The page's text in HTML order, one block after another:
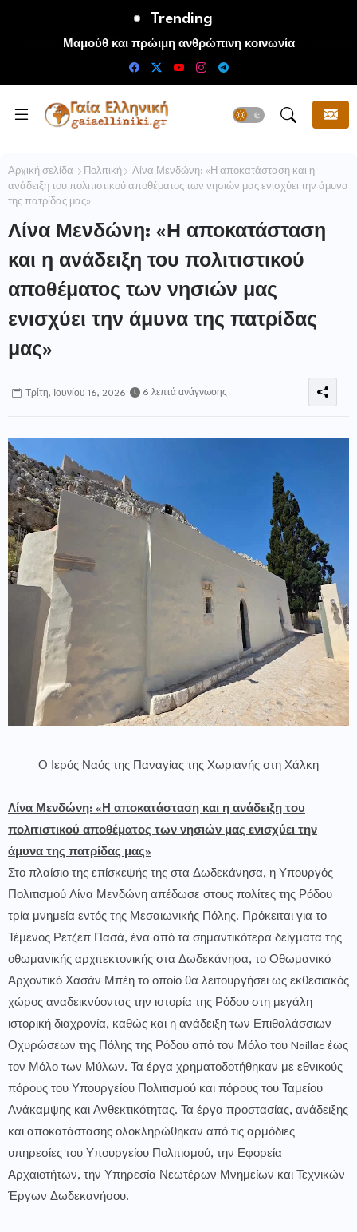
Trending
Μαμούθ και πρώιμη ανθρώπινη κοινωνία
Αρχική σελίδα Πολιτική
Λίνα Μενδώνη: «Η αποκατάσταση και η
ανάδειξη του πολιτιστικού αποθέματος των νησιών μας ενισχύει την άμυνα
της πατρίδας μας»
Λίνα Μενδώνη: «Η αποκατάσταση
και η ανάδειξη του πολιτιστικού
αποθέματος των νησιών μας
ενισχύει την άμυνα της πατρίδας
μας»
Τρίτη, Ιουνίου 16, 2026 6 λεπτά ανάγνωσης
Ο Ιερός Ναός της Παναγίας της Χωριανής στη Χάλκη
Λίνα Μενδώνη: «Η αποκατάσταση και η ανάδειξη του
πολιτιστικού αποθέματος των νησιών μας ενισχύει την
άμυνα της πατρίδας μας»
Στο πλαίσιο της επίσκεψής της στα Δωδεκάνησα, η Υπουργός
Πολιτισμού Λίνα Μενδώνη απέδωσε στους πολίτες της Ρόδου
τρία μνημεία εντός της Μεσαιωνικής Πόλης. Πρόκειται για το
Τέμενος Ρετζέπ Πασά, ένα από τα σημαντικότερα δείγματα της
οθωμανικής αρχιτεκτονικής στα Δωδεκάνησα, το Οθωμανικό
Αρχοντικό Χασάν Μπέη το οποίο θα λειτουργήσει ως εκθεσιακός
χώρος αναδεικνύοντας την ιστορία της Ρόδου στη μεγάλη
ιστορική διαχρονία, καθώς και η ανάδειξη των Επιθαλάσσιων
Οχυρώσεων της Πόλης της Ρόδου από τον Μόλο του Naillac έως
τον Μόλο των Μύλων. Τα έργα χρηματοδοτήθηκαν με εθνικούς
πόρους του Υπουργείου Πολιτισμού και πόρους του Ταμείου
Ανάκαμψης και Ανθεκτικότητας. Τα έργα προστασίας, ανάδειξης
και αποκατάστασης ολοκληρώθηκαν από τις αρμόδιες
υπηρεσίες του Υπουργείου Πολιτισμού, την Εφορεία
Αρχαιοτήτων, την Υπηρεσία Νεωτέρων Μνημείων και Τεχνικών
Έργων Δωδεκανήσου.